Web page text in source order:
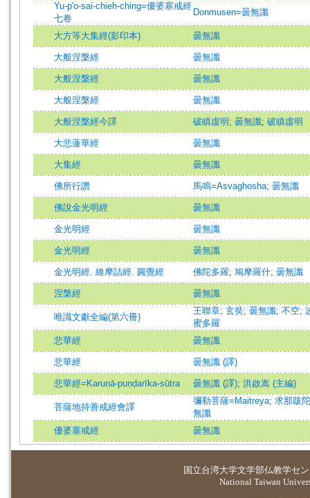
Yu-p'o-sai-chieh-ching=優婆塞戒經
七卷
Donmusen=曇無讖
大方等大集經(影印本) 曇無讖
大般涅槃經 曇無讖
大般涅槃經 曇無讖
大般涅槃經 曇無讖
大般涅槃經今譯 破瞋虛明 ; 曇無讖; 破瞋虛明
大悲蓮華經 曇無讖
大集經 曇無讖
佛所行讚 馬鳴=Asvaghosha; 曇無讖
佛說金光明經 曇無讖
金光明經 曇無讖
金光明經 曇無讖
金光明經. 維摩詰經. 圓覺經 佛陀多羅; 鳩摩羅什; 曇無讖
涅槃經 曇無讖
唯識文獻全編(第六冊)
王聯章; 玄奘; 曇無讖; 不空;
蜜多羅
悲華經
曇無讖
悲華經 曇無讖 (譯)
悲華經=Karuṇā-puṇḍarīka-sūtra 曇無讖 (譯); 洪啟嵩 (主編)
菩薩地持善戒經會譯
彌勒菩薩=Maitreya; 求那跋
無讖
優婆塞戒經
曇無讖
国立台湾大学文学部仏教学セ
National Taiwan